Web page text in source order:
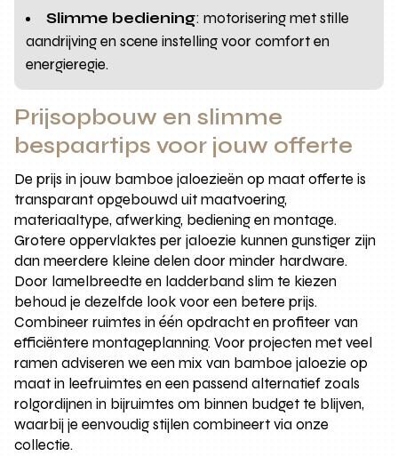
Slimme bediening: motorisering met stille
aandrijving en scene instelling voor comfort en
energieregie.
Prijsopbouw en slimme
bespaartips voor jouw offerte
De prijs in jouw bamboe jaloezieën op maat offerte is
transparant opgebouwd uit maatvoering,
materiaaltype, afwerking, bediening en montage.
Grotere oppervlaktes per jaloezie kunnen gunstiger zijn
dan meerdere kleine delen door minder hardware.
Door lamelbreedte en ladderband slim te kiezen
behoud je dezelfde look voor een betere prijs.
Combineer ruimtes in één opdracht en profiteer van
efficiëntere montageplanning. Voor projecten met veel
ramen adviseren we een mix van bamboe jaloezie op
maat in leefruimtes en een passend alternatief zoals
rolgordijnen in bijruimtes om binnen budget te blijven,
waarbij je eenvoudig stijlen combineert via onze
collectie.